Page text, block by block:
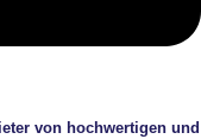
von hochwertigen und